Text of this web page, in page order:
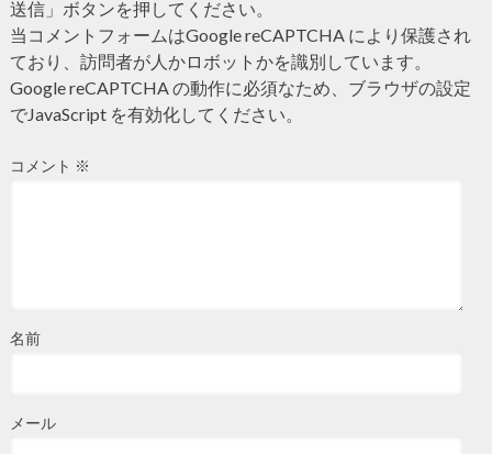
送信」ボタンを押してください。
当コメントフォームはGoogle reCAPTCHA により保護され
ており、訪問者が人かロボットかを識別しています。
Google reCAPTCHA の動作に必須なため、ブラウザの設定
でJavaScript を有効化してください。
コメント ※
名前
メール